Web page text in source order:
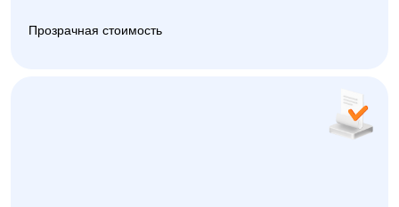
Прозрачная стоимость